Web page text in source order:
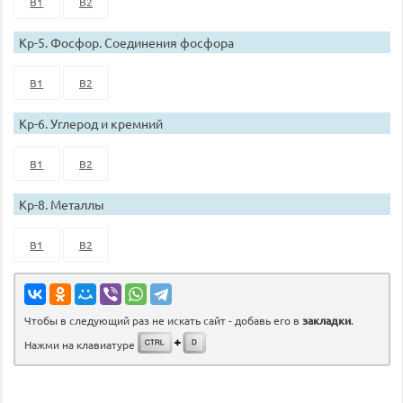
Кр-5. Фосфор. Соединения фосфора
В1 В2
Кр-6. Углерод и кремний
В1 В2
Кр-8. Металлы
В1 В2
Чтобы в следующий раз не искать сайт - добавь его в закладки.
Нажми на клавиатуре